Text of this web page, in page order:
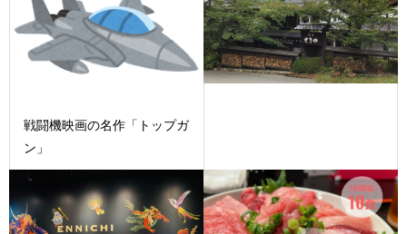
戦闘機映画の名作「トップガ
ン」